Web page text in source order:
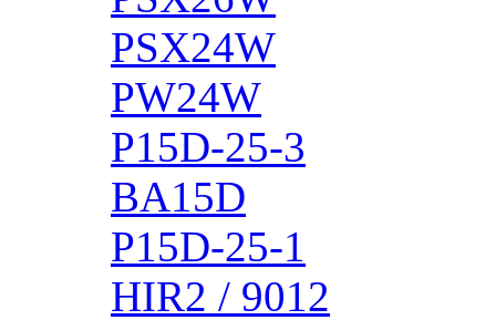
PSX24W
PW24W
P15D-25-3
BA15D
P15D-25-1
HIR2 / 9012